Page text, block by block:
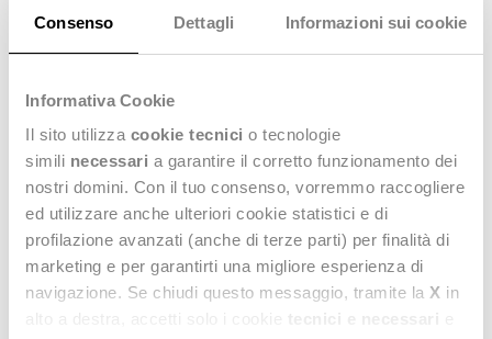
Consenso Dettagli Informazioni sui cookie
Informativa Cookie
Il sito utilizza cookie tecnici o tecnologie
simili necessari a garantire il corretto funzionamento dei
nostri domini. Con il tuo consenso, vorremmo raccogliere
ed utilizzare anche ulteriori cookie statistici e di
profilazione avanzati (anche di terze parti) per finalità di
marketing e per garantirti una migliore esperienza di
navigazione. Se chiudi questo messaggio, tramite la X in
P4 (MOYEN-BAS) : impact limité sur la possibilité de
négocier ;
P5 (BAS) : aucun effet sur la capacité de négocier.
AMS Methodology